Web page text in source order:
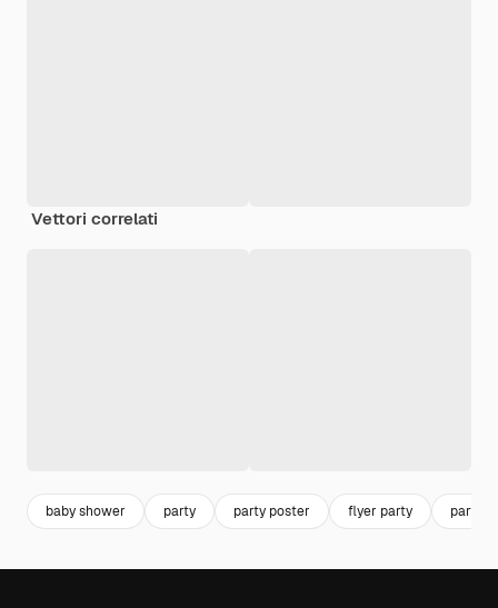
Vettori correlati
baby shower party party poster flyer party party